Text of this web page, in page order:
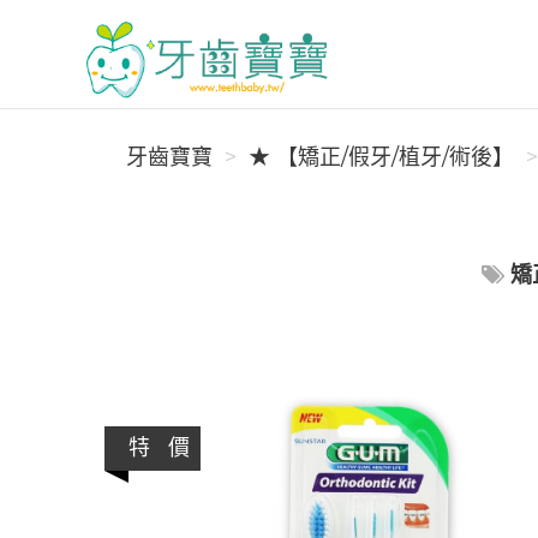
牙齒寶寶
牙齒寶寶
★ 【矯正/假牙/植牙/術後】
矯
特 價